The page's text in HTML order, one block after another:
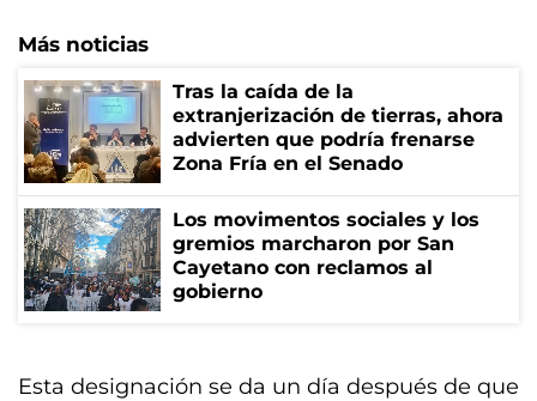
Más noticias
Tras la caída de la
extranjerización de tierras, ahora
advierten que podría frenarse
Zona Fría en el Senado
Los movimentos sociales y los
gremios marcharon por San
Cayetano con reclamos al
gobierno
Esta designación se da un día después de que